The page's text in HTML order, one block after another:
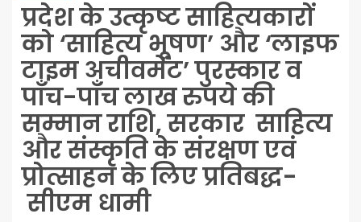
प्रदेश के उत्कृष्ट साहित्यकारों
को ‘साहित्य भूषण’ और ‘लाइफ
टाइम अचीवमेंट’ पुरस्कार व
पाँच-पाँच लाख रुपये की
सम्मान राशि, सरकार साहित्य
और संस्कृति के संरक्षण एवं
प्रोत्साहन के लिए प्रतिबद्ध-
सीएम धामी